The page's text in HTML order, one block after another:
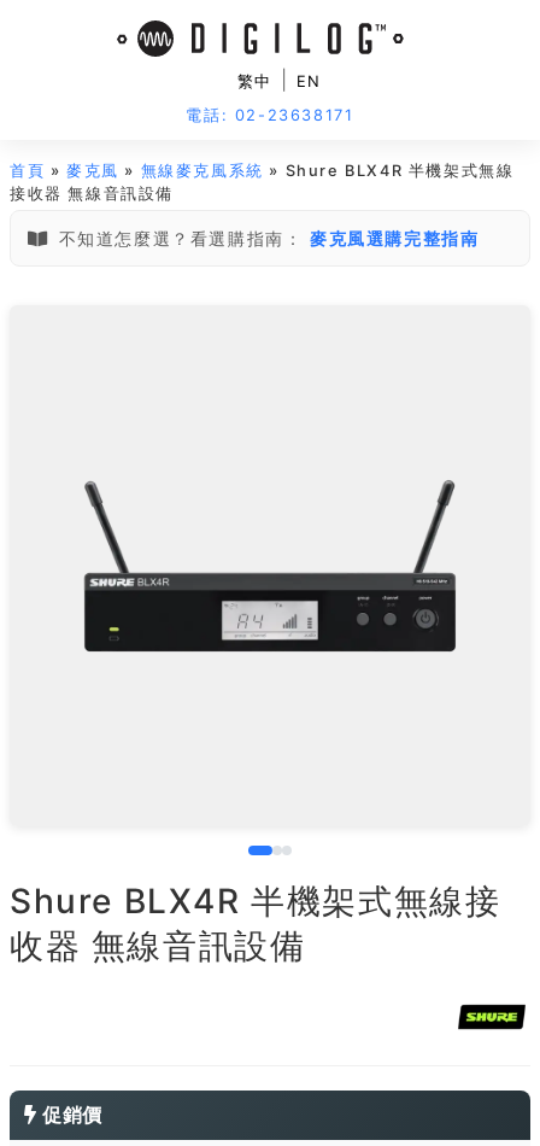
繁中
EN
電話: 02-23638171
首頁 »麥克風 » 無線麥克風系統 » Shure BLX4R 半機架式無線
接收器 無線音訊設備
不知道怎麼選？看選購指南： 麥克風選購完整指南
Shure BLX4R 半機架式無線接
收器 無線音訊設備
促銷價